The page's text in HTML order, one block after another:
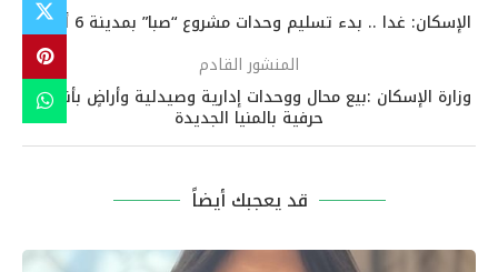
الإسكان: غدا .. بدء تسليم وحدات مشروع “صبا” بمدينة 6 أكتوبر
المنشور القادم
وزارة الإسكان :بيع محال ووحدات إدارية وصيدلية وأراضٍ بأنشطة
حرفية بالمنيا الجديدة
قد يعجبك أيضاً